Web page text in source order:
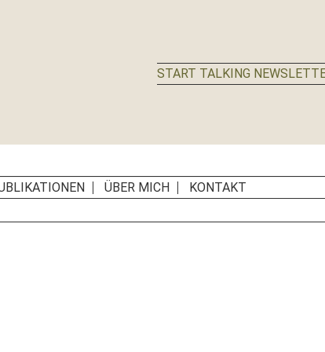
START TALKING
ÜBER MICH
KONTAKT